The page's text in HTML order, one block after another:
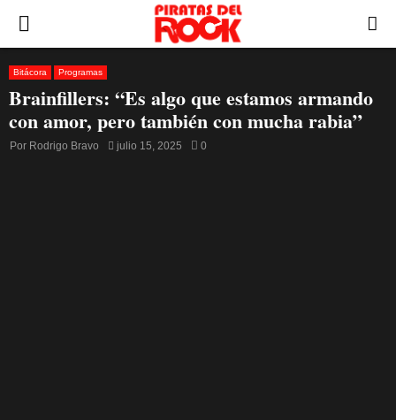
PRIMARY
MENU
Bitácora Programas
Brainfillers: “Es algo que estamos armando
con amor, pero también con mucha rabia”
Por Rodrigo Bravo julio 15, 2025 0